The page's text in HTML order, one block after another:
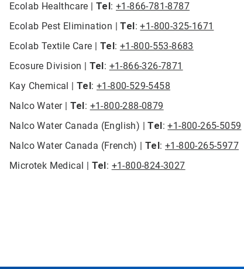
Ecolab Healthcare | Tel:+1-866-781-8787
Ecolab Pest Elimination |Tel:+1-800-325-1671
Ecolab Textile Care | Tel: +1-800-553-8683
Ecosure Division | Tel: +1-866-326-7871
Kay Chemical | Tel:+1-800-529-5458
Nalco Water | Tel: +1-800-288-0879
Nalco Water Canada (English) |Tel:+1-800-265-5059
Nalco Water Canada (French) | Tel:+1-800-265-5977
Microtek Medical | Tel: +1-800-824-3027